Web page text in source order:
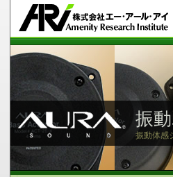
振
振動体感